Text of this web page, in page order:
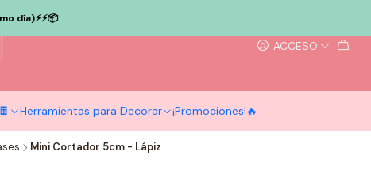
ACCESO
Herramientas para Decorar ¡Promociones!🔥
día)⚡️⚡️📦
Mini Cortador 5cm - Lápiz